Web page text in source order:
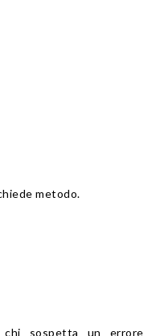
metodo.
sospetta un errore